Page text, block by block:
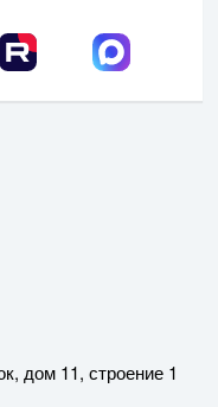
дом 11, строение 1